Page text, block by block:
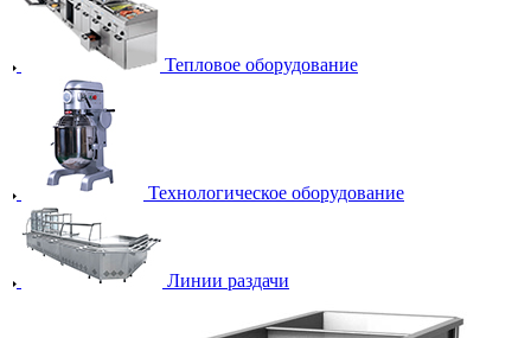
Тепловое оборудование
Технологическое оборудование
Линии раздачи